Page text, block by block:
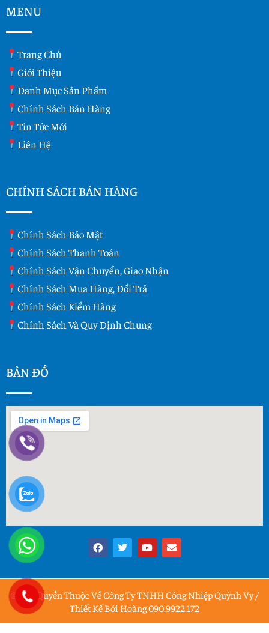
MENU
Trang Chủ
Giới Thiệu
Danh Mục Sản Phẩm
Chính Sách Bán Hàng
Tin Tức Mới
Liên Hệ
CHÍNH SÁCH BÁN HÀNG
Chính Sách Bảo Mật
Chính Sách Thanh Toán
Chính Sách Vận Chuyển, Giao Nhận
Chính Sách Mua Hàng, Đổi Trả
Chính Sách Kiểm Hàng
Chính Sách Và Quy Dịnh Chung
BẢN ĐỒ
© Bản Quyền Thuộc Về Công Ty TNHH Công Nhiệp Quỳnh Vy /
Thiết Kế Bởi Hoàng 090.9922.172